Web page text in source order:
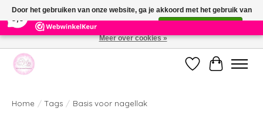
391 Reviews ×
Welkom bij de nieuwe webshop van Parfumerie Marie Rose
Verlanglijst
Home / Tags / Basis voor nagellak
Door het gebruiken van onze website, ga je akkoord met het gebruik van
cookies om onze website te verbeteren.
Meer over cookies »